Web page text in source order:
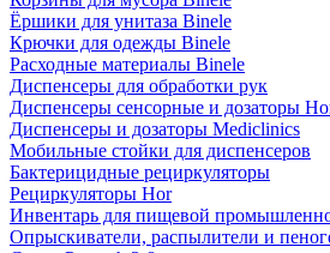
Ёршики для унитаза Binele
Крючки для одежды Binele
Расходные материалы Binele
Диспенсеры для обработки рук
Диспенсеры сенсорные и дозаторы
Диспенсеры и дозаторы Mediclinics
Мобильные стойки для диспенсеров
Бактерицидные рециркуляторы
Рециркуляторы Hor
Инвентарь для пищевой
Опрыскиватели, распылители и